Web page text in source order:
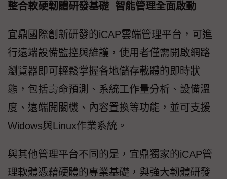
整合軟硬韌體研發基礎 智能管理全面啟動
宜鼎國際創新研發的iCAP雲端管理平台，可進
行遠端設備監控與維護，使用者僅需開啟網路
瀏覽器即可輕鬆掌握各地儲存載體的即時狀
態，包括壽命預測、系統工作量分析、設備溫
度、遠端開關機、內容置換等功能，並可支援
Widows與Linux作業系統。
與其他管理平台不同的是，宜鼎獨家的iCAP管
理軟體憑藉硬體的專業基礎，與強大韌體研發